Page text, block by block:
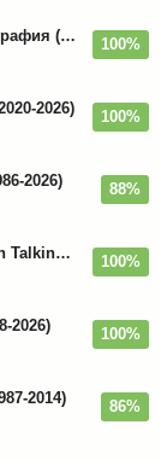
Five Finger Death Punch - Дискография (2008-2026) 100%
2026) 100%
2026) 88%
Thomas Anders / … Sings Modern Talking: The Best hi-res 100%
2026) 100%
2014) 86%